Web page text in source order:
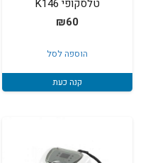
טלסקופי K146
₪60
הוספה לסל
קנה כעת